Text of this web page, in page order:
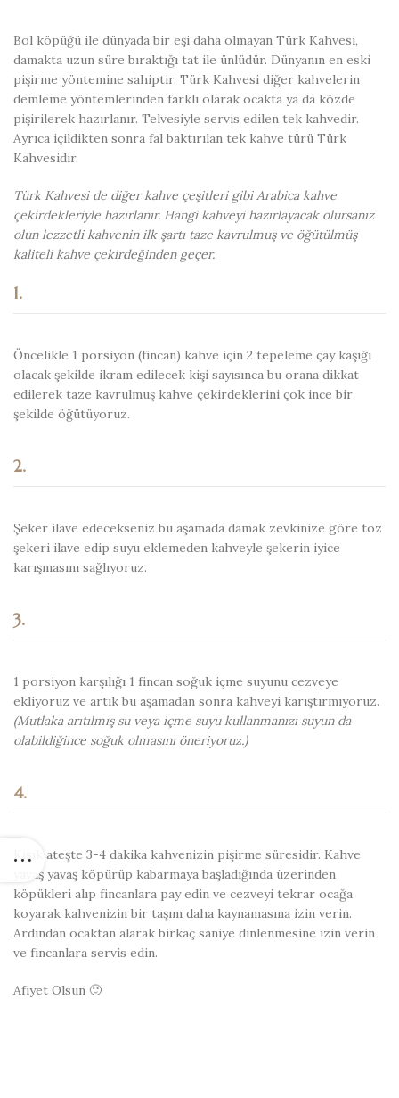
Bol köpüğü ile dünyada bir eşi daha olmayan Türk Kahvesi,
damakta uzun süre bıraktığı tat ile ünlüdür. Dünyanın en eski
pişirme yöntemine sahiptir. Türk Kahvesi diğer kahvelerin
demleme yöntemlerinden farklı olarak ocakta ya da közde
pişirilerek hazırlanır. Telvesiyle servis edilen tek kahvedir.
Ayrıca içildikten sonra fal baktırılan tek kahve türü Türk
Kahvesidir.
Türk Kahvesi de diğer kahve çeşitleri gibi Arabica kahve
çekirdekleriyle hazırlanır. Hangi kahveyi hazırlayacak olursanız
olun lezzetli kahvenin ilk şartı taze kavrulmuş ve öğütülmüş
kaliteli kahve çekirdeğinden geçer.
1.
Öncelikle 1 porsiyon (fincan) kahve için 2 tepeleme çay kaşığı
olacak şekilde ikram edilecek kişi sayısınca bu orana dikkat
edilerek taze kavrulmuş kahve çekirdeklerini çok ince bir
şekilde öğütüyoruz.
2.
Şeker ilave edecekseniz bu aşamada damak zevkinize göre toz
şekeri ilave edip suyu eklemeden kahveyle şekerin iyice
karışmasını sağlıyoruz.
3.
1 porsiyon karşılığı 1 fincan soğuk içme suyunu cezveye
ekliyoruz ve artık bu aşamadan sonra kahveyi karıştırmıyoruz.
(Mutlaka arıtılmış su veya içme suyu kullanmanızı suyun da
olabildiğince soğuk olmasını öneriyoruz.)
4.
Kısık ateşte 3-4 dakika kahvenizin pişirme süresidir. Kahve
yavaş yavaş köpürüp kabarmaya başladığında üzerinden
köpükleri alıp fincanlara pay edin ve cezveyi tekrar ocağa
koyarak kahvenizin bir taşım daha kaynamasına izin verin.
Ardından ocaktan alarak birkaç saniye dinlenmesine izin verin
ve fincanlara servis edin.
Afiyet Olsun 🙂